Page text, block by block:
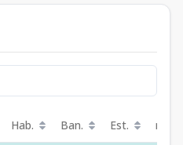
Hab. Ban. Est. m²